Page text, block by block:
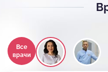
Все
врачи